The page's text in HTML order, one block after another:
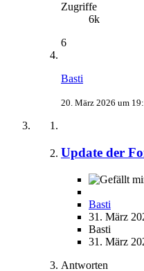
Zugriffe
6k
6
Basti
20. März 2026 um
Update der
Basti
31. März
Basti
31. März
Antworten